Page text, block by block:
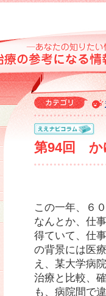
第94回 か
この一年、６
なんとか、仕
得ていて、仕
の背景には医
え、某大学病
治療と比較、
も、病院間で